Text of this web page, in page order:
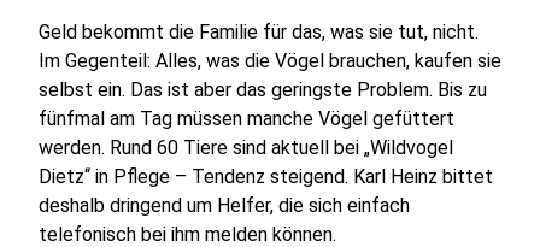
Geld bekommt die Familie für das, was sie tut, nicht.
Im Gegenteil: Alles, was die Vögel brauchen, kaufen sie
selbst ein. Das ist aber das geringste Problem. Bis zu
fünfmal am Tag müssen manche Vögel gefüttert
werden. Rund 60 Tiere sind aktuell bei „Wildvogel
Dietz“ in Pflege – Tendenz steigend. Karl Heinz bittet
deshalb dringend um Helfer, die sich einfach
telefonisch bei ihm melden können.